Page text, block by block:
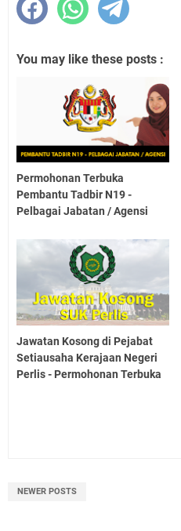
You may like these posts :
Permohonan Terbuka
Pembantu Tadbir N19 -
Pelbagai Jabatan / Agensi
Jawatan Kosong di Pejabat
Setiausaha Kerajaan Negeri
Perlis - Permohonan Terbuka
NEWER POSTS